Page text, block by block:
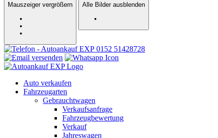
Mauszeiger vergrößern Alle Bilder ausblenden
0152 51428728
Auto verkaufen
Fahrzeugarten
Gebrauchtwagen
Verkaufsanfrage
Fahrzeugbewertung
Verkauf
Jahreswagen